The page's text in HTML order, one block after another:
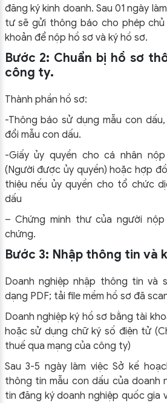
đăng ký kinh doanh. Sau 01 ngày
tư sẽ gửi thông báo cho phép
khoản để nộp hồ sơ và ký hồ sơ.
Bước 2: Chuẩn bị hồ sơ
công ty.
Thành phần hồ sơ:
-Thông báo sử dụng mẫu con
đổi mẫu con dấu.
-Giấy ủy quyền cho cá nhân
(Người được ủy quyền) hoặc hợp
thiệu nếu ủy quyền cho tổ chức
dấu
– Chứng minh thư của người
chứng.
Bước 3: Nhập thông tin và
Doanh nghiệp nhập thông tin và
dạng PDF; tải file mềm hồ sơ đã
Doanh nghiệp ký hồ sơ bằng tài
hoặc sử dụng chữ ký số điện tử
thuế qua mạng của công ty)
Sau 3-5 ngày làm việc Sở kế
thông tin mẫu con dấu của doanh
tin đăng ký doanh nghiệp quốc gia